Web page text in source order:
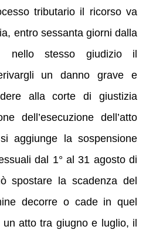
tributario il ricorso va
entro sessanta giorni dalla
nello stesso giudizio il
un danno grave e
alla corte di giustizia
dell’esecuzione dell’atto
aggiunge la sospensione
dal 1° al 31 agosto di
spostare la scadenza del
decorre o cade in quel
atto tra giugno e luglio, il